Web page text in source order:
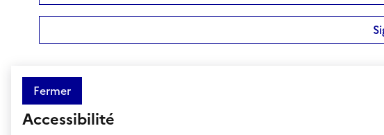
Fermer
Accessibilité